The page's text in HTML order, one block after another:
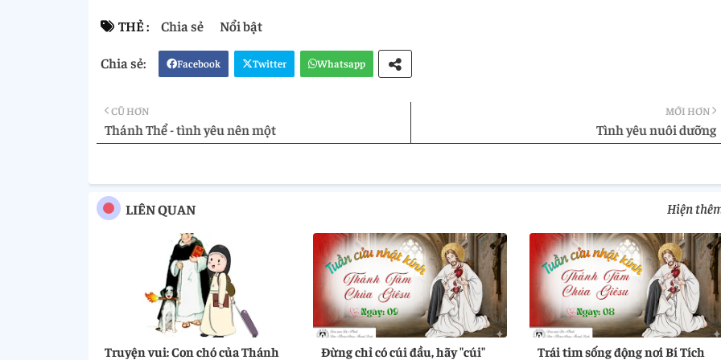
THẺ : Chia sẻ Nổi bật
Facebook Twitter Whatsapp
MỚI HƠN
Tình yêu nuôi dưỡng
CŨ HƠN
Thánh Thể - tình yêu nên một
LIÊN QUAN Hiện
Truyện vui: Con chó của Thánh
Đừng chỉ có cúi đầu, hãy "cúi"
Trái tim sống động nơi Bí Tích